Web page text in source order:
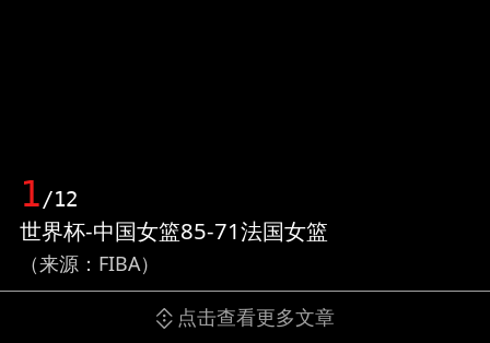
1/12
世界杯-中国女篮85-71法国女篮
（来源：FIBA）
点击查看更多文章